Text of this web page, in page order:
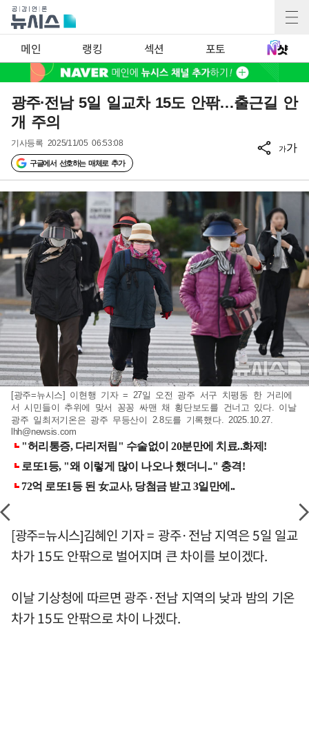
메인 랭킹 섹션 포토
광주·전남 5일 일교차 15도 안팎…출근길 안
개 주의
기사등록 2025/11/05 06:53:08
구글에서 선호하는 매체로 추가
가가
[광주=뉴시스] 이현행 기자 = 27일 오전 광주 서구 치평동 한 거리에
서 시민들이 추위에 맞서 꽁꽁 싸맨 채 횡단보도를 건너고 있다. 이날
광주 일최저기온은 광주 무등산이 2.8도를 기록했다. 2025.10.27.
lhh@newsis.com
[광주=뉴시스]김혜인 기자 = 광주·전남 지역은 5일 일교
차가 15도 안팎으로 벌어지며 큰 차이를 보이겠다.
이날 기상청에 따르면 광주·전남 지역의 낮과 밤의 기온
차가 15도 안팎으로 차이 나겠다.